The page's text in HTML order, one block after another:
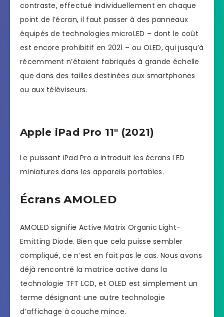
contraste, effectué individuellement en chaque
point de l’écran, il faut passer à des panneaux
équipés de technologies microLED – dont le coût
est encore prohibitif en 2021 – ou OLED, qui jusqu’à
récemment n’étaient fabriqués à grande échelle
que dans des tailles destinées aux smartphones
ou aux téléviseurs.
Apple iPad Pro 11″ (2021)
Le puissant iPad Pro a introduit les écrans LED
miniatures dans les appareils portables.
Écrans AMOLED
AMOLED signifie Active Matrix Organic Light-
Emitting Diode. Bien que cela puisse sembler
compliqué, ce n’est en fait pas le cas. Nous avons
déjà rencontré la matrice active dans la
technologie TFT LCD, et OLED est simplement un
terme désignant une autre technologie
d’affichage à couche mince.